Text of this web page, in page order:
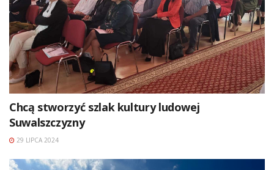
Chcą stworzyć szlak kultury ludowej
Suwalszczyzny
29 LIPCA 2024